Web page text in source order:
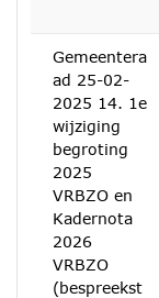
Gemeentera
ad 25-02-
2025 14. 1e
wijziging
begroting
2025
VRBZO en
Kadernota
2026
VRBZO
(bespreekst